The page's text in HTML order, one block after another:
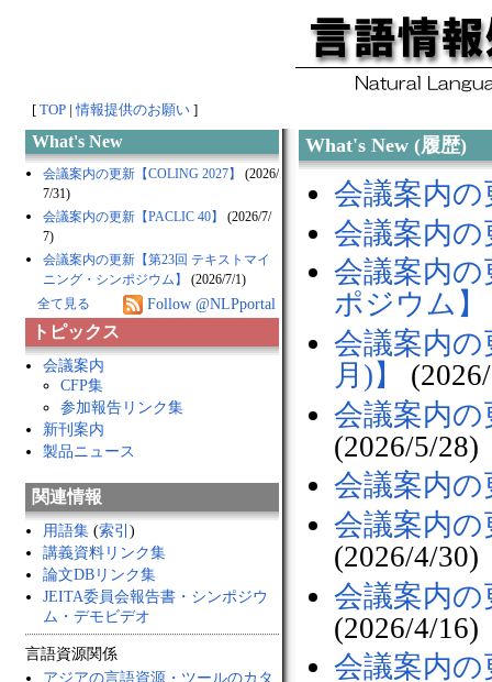
[TOP |情報提供のお願い ]
What's New
会議案内の更新【COLING 2027】
(2026/
7/31)
会議案内の更新【PACLIC 40】
(2026/7/
7)
会議案内の更新【第23回 テキストマイ
ニング・シンポジウム】
(2026/7/1)
全て見る
Follow @NLPportal
トピックス
会議案内
CFP集
参加報告リンク集
新刊案内
製品ニュース
関連情報
用語集(索引 )
講義資料リンク集
論文DBリンク集
JEITA委員会報告書・シンポジウ
ム・デモビデオ
言語資源関係
アジアの言語資源・ツールのカタ
What's New (履歴)
会議案内の
会議案内の
会議案内
ポジウム】
会議案内の
月)】
会議案内の
(2026/5/28)
会議案内の
会議案内の
(2026/4/30)
会議案内の
(2026/4/16)
会議案内の